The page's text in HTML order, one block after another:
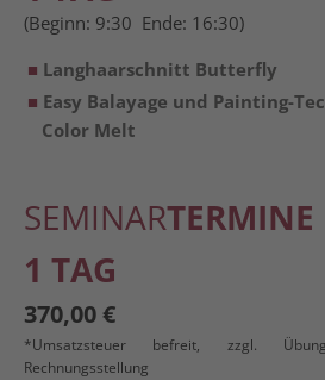
(Beginn: 9:30 Ende: 16:30)
Langhaarschnitt Butterfly
Easy Balayage und Painting-
Color Melt
SEMINARTERMINE
1 TAG
370,00€
*Umsatzsteuer befreit, zzgl.
Rechnungsstellung